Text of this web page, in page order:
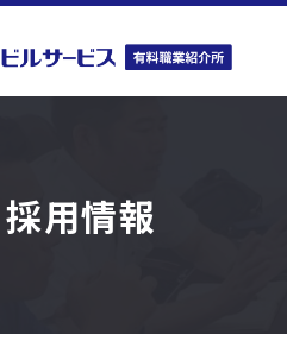
採用情報